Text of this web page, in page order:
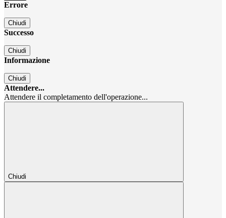
Errore
Chiudi
Successo
Chiudi
Informazione
Chiudi
Attendere...
Attendere il completamento dell'operazione...
Chiudi